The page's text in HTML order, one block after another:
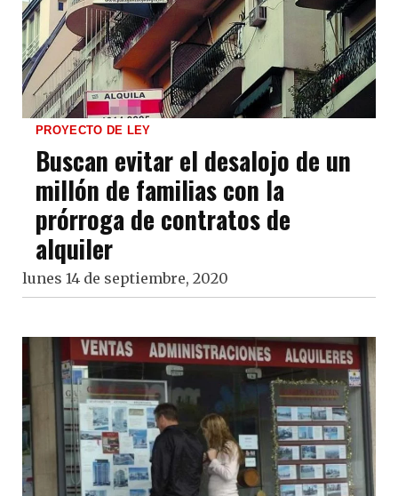
PROYECTO DE LEY
Buscan evitar el desalojo de un
millón de familias con la
prórroga de contratos de
alquiler
lunes 14 de septiembre, 2020